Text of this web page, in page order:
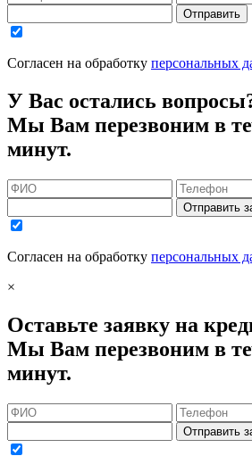
Отправить
Согласен на обработку персональных
У Вас остались
Мы Вам перезвоним в
минут.
Отправить
Согласен на обработку персональных
×
Оставьте заявку на
Мы Вам перезвоним в
минут.
Отправить